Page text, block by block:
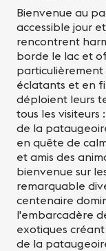
Bienvenue au
accessible jour
rencontrent
borde le lac et
particulièrement
éclatants et en
déploient leurs
tous les
de la
en quête de
et amis des
bienvenue sur
remarquable
centenaire
l'embarcadère
exotiques
de la